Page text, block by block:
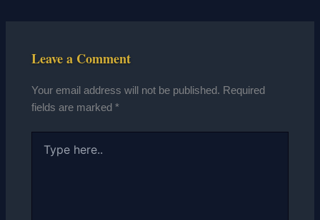
Leave a Comment
Your email address will not be published. Required
fields are marked*
here..